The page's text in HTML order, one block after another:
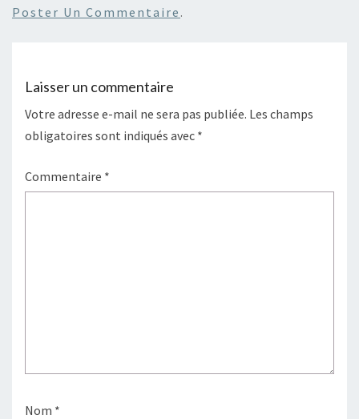
Poster Un Commentaire .
Laisser un commentaire
Votre adresse e-mail ne sera pas publiée. Les champs
obligatoires sont indiqués avec *
Commentaire *
Nom *